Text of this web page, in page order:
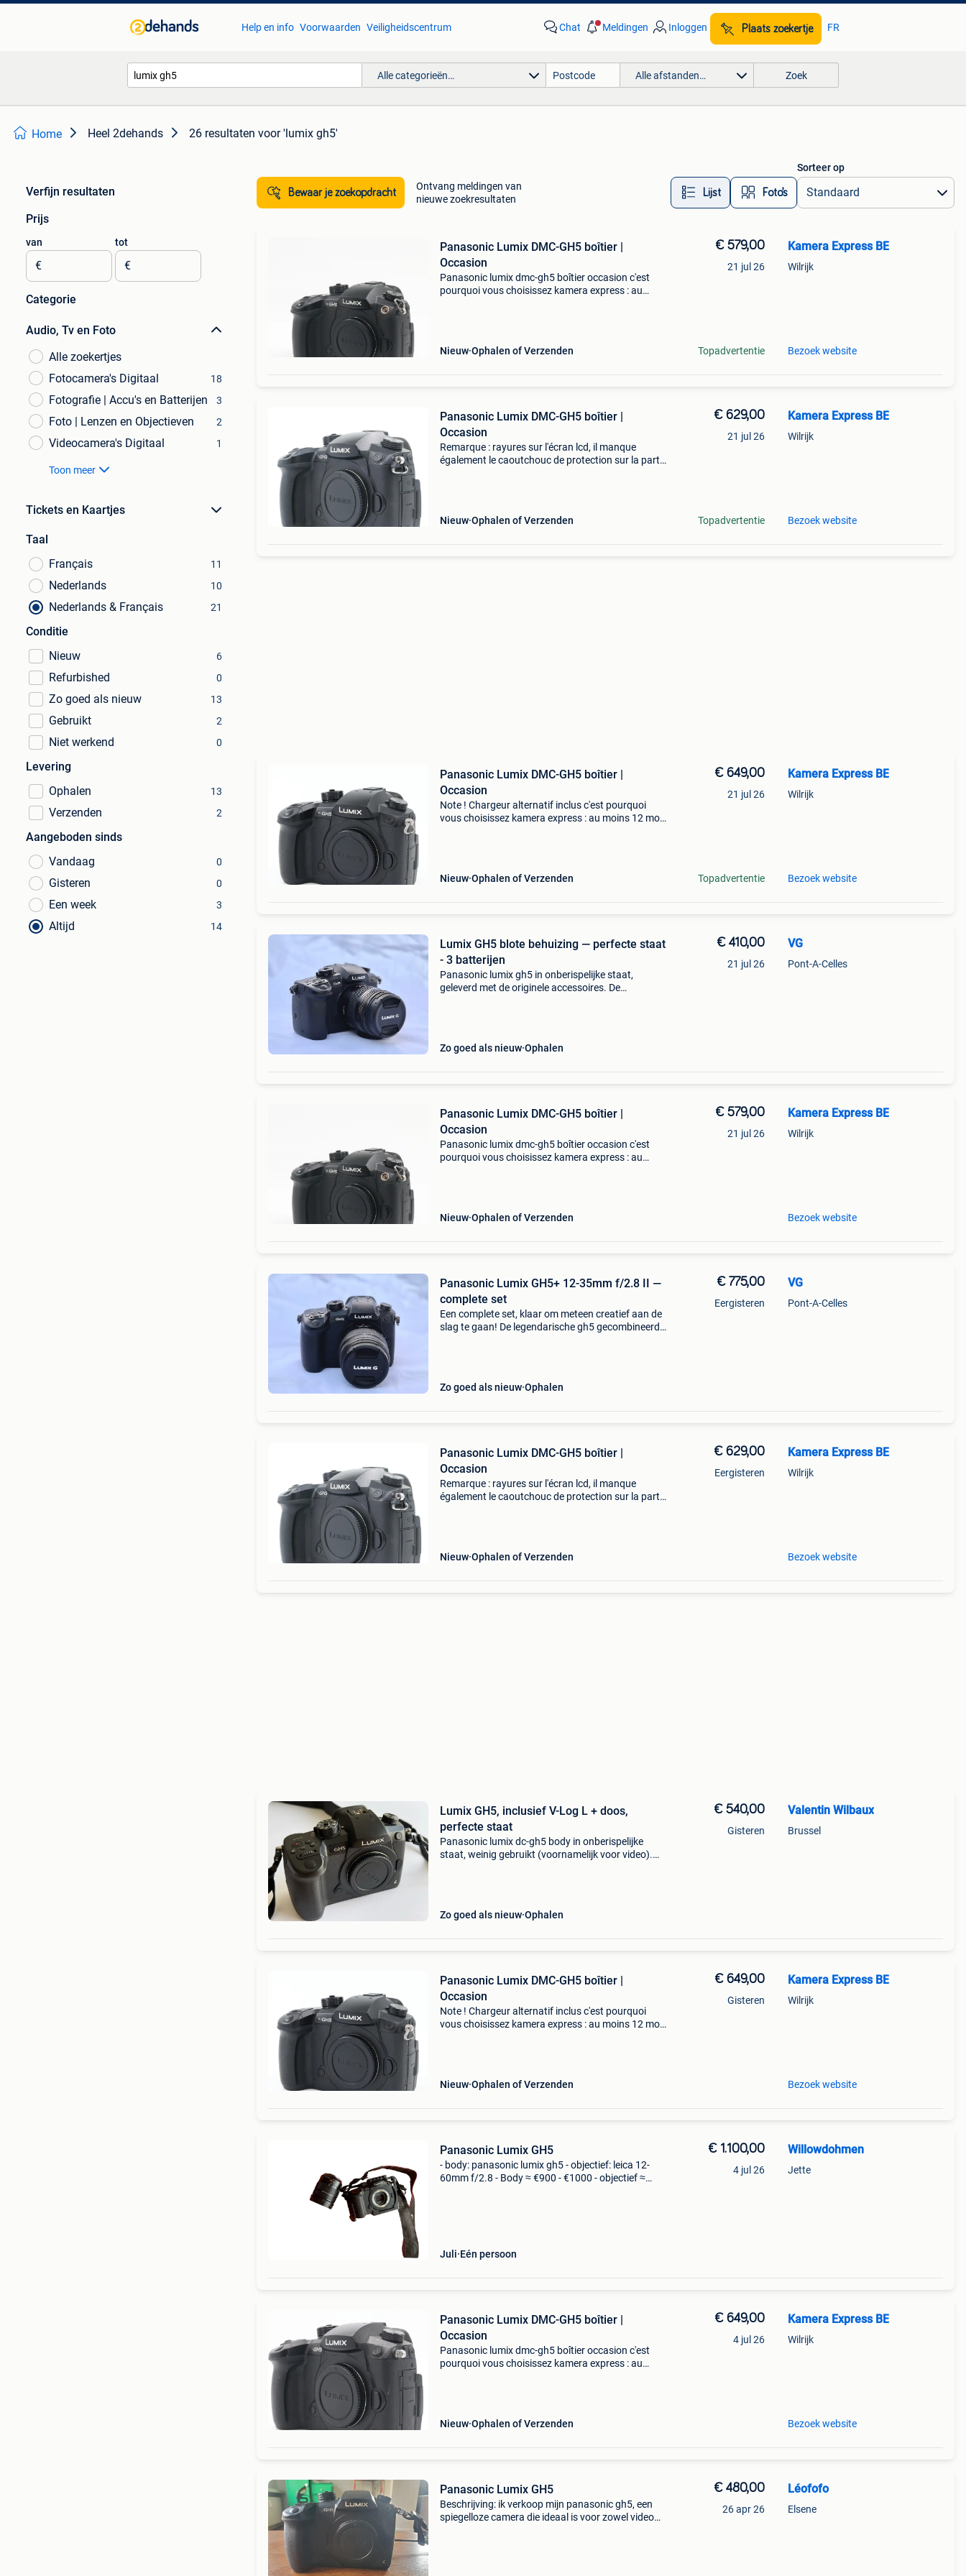
Help en info Voorwaarden Veiligheidscentrum Chat Meldingen Inloggen Plaats zoekertje FR
Alle categorieën… Alle afstanden… Zoek
Home Heel 2dehands 26 resultaten voor 'lumix gh5'
Verfijn resultaten
Prijs
van
€
tot
€
Categorie
Audio, Tv en Foto
Alle zoekertjes
Fotocamera's Digitaal
18
Fotografie | Accu's en Batterijen 3
Foto | Lenzen en Objectieven 2
Videocamera's Digitaal 1
Toon meer
Tickets en Kaartjes
Taal
Français
11
Nederlands 10
Nederlands & Français 21
Conditie
Nieuw
6
Refurbished 0
Zo goed als nieuw 13
Gebruikt 2
Niet werkend 0
Levering
Ophalen
13
Verzenden 2
Aangeboden sinds
Vandaag
0
Gisteren 0
Een week 3
Altijd 14
Bewaar je zoekopdracht
Ontvang meldingen van
nieuwe zoekresultaten
Lijst Foto’s
Sorteer op
Panasonic Lumix DMC-GH5 boîtier |
Occasion
Panasonic lumix dmc-gh5 boîtier occasion c'est
pourquoi vous choisissez kamera express : au
Nieuw Ophalen of Verzenden
€ 579,00
21 jul 26
Topadvertentie
Kamera Express BE
Wilrijk
Bezoek website
Panasonic Lumix DMC-GH5 boîtier |
Occasion
Remarque : rayures sur l'écran lcd, il manque
également le caoutchouc de protection sur la partie
Nieuw Ophalen of Verzenden
€ 629,00
21 jul 26
Topadvertentie
Kamera Express BE
Wilrijk
Bezoek website
Panasonic Lumix DMC-GH5 boîtier |
Occasion
Note ! Chargeur alternatif inclus c'est pourquoi
vous choisissez kamera express : au moins 12 mois
Nieuw Ophalen of Verzenden
€ 649,00
21 jul 26
Topadvertentie
Kamera Express BE
Wilrijk
Bezoek website
Lumix GH5 blote behuizing — perfecte staat
- 3 batterijen
Panasonic lumix gh5 in onberispelijke staat,
geleverd met de originele accessoires. De
Zo goed als nieuw Ophalen
€ 410,00
21 jul 26
VG
Pont-A-Celles
Panasonic Lumix DMC-GH5 boîtier |
Occasion
Panasonic lumix dmc-gh5 boîtier occasion c'est
pourquoi vous choisissez kamera express : au
Nieuw Ophalen of Verzenden
€ 579,00
21 jul 26
Kamera Express BE
Wilrijk
Bezoek website
Panasonic Lumix GH5+ 12-35mm f/2.8 II —
complete set
Een complete set, klaar om meteen creatief aan de
slag te gaan! De legendarische gh5 gecombineerd
Zo goed als nieuw Ophalen
€ 775,00
Eergisteren
VG
Pont-A-Celles
Panasonic Lumix DMC-GH5 boîtier |
Occasion
Remarque : rayures sur l'écran lcd, il manque
également le caoutchouc de protection sur la partie
Nieuw Ophalen of Verzenden
€ 629,00
Eergisteren
Kamera Express BE
Wilrijk
Bezoek website
Lumix GH5, inclusief V-Log L + doos,
perfecte staat
Panasonic lumix dc-gh5 body in onberispelijke
staat, weinig gebruikt (voornamelijk voor video).
Zo goed als nieuw Ophalen
€ 540,00
Gisteren
Valentin Wilbaux
Brussel
Panasonic Lumix DMC-GH5 boîtier |
Occasion
Note ! Chargeur alternatif inclus c'est pourquoi
vous choisissez kamera express : au moins 12 mois
Nieuw Ophalen of Verzenden
€ 649,00
Gisteren
Kamera Express BE
Wilrijk
Bezoek website
Panasonic Lumix GH5
- body: panasonic lumix gh5 - objectief: leica 12-
60mm f/2.8 - Body ≈ €900 - €1000 - objectief ≈
Juli Eén persoon
€ 1.100,00
4 jul 26
Willowdohmen
Jette
Panasonic Lumix DMC-GH5 boîtier |
Occasion
Panasonic lumix dmc-gh5 boîtier occasion c'est
pourquoi vous choisissez kamera express : au
Nieuw Ophalen of Verzenden
€ 649,00
4 jul 26
Kamera Express BE
Wilrijk
Bezoek website
Panasonic Lumix GH5
Beschrijving: ik verkoop mijn panasonic gh5, een
spiegelloze camera die ideaal is voor zowel video
€ 480,00
26 apr 26
Léofofo
Elsene